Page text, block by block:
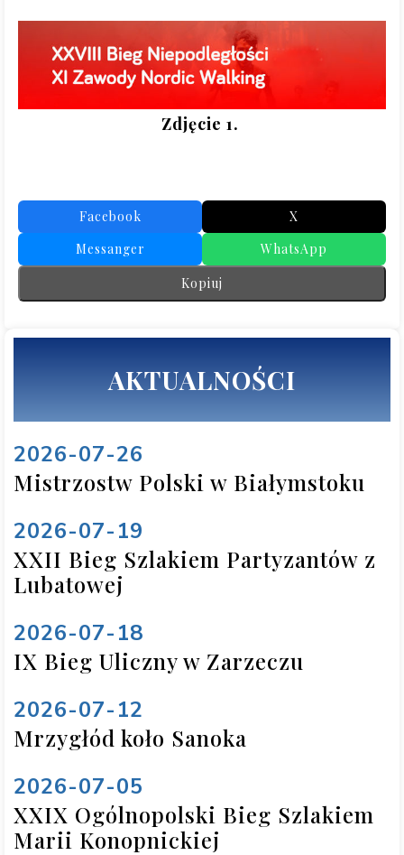
AKTUALNOŚCI
2026-07-26
Mistrzostw Polski w Białymstoku
2026-07-19
XXII Bieg Szlakiem Partyzantów z
Lubatowej
2026-07-18
IX Bieg Uliczny w Zarzeczu
2026-07-12
Mrzygłód koło Sanoka
2026-07-05
XXIX Ogólnopolski Bieg Szlakiem
Marii Konopnickiej
Zdjęcie 1.
Facebook
X
Messanger
WhatsApp
Kopiuj